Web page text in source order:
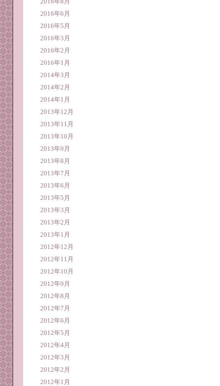
2016年6月
2016年5月
2016年3月
2016年2月
2016年1月
2014年3月
2014年2月
2014年1月
2013年12月
2013年11月
2013年10月
2013年9月
2013年8月
2013年7月
2013年6月
2013年5月
2013年3月
2013年2月
2013年1月
2012年12月
2012年11月
2012年10月
2012年9月
2012年8月
2012年7月
2012年6月
2012年5月
2012年4月
2012年3月
2012年2月
2012年1月